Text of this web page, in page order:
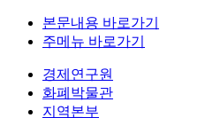
본문내용 바로가기
주메뉴 바로가기
경제연구원
화폐박물관
지역본부